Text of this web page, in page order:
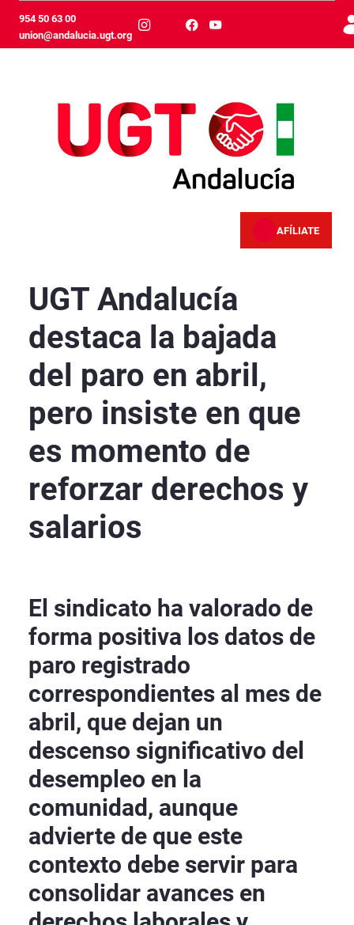
メインコンテンツにスキップ
954 50 63 00
union@andalucia.ugt.org
AFÍLIATE
UGT Andalucía
destaca la bajada
del paro en abril,
pero insiste en que
es momento de
reforzar derechos y
salarios
El sindicato ha valorado de
forma positiva los datos de
paro registrado
correspondientes al mes de
abril, que dejan un
descenso significativo del
desempleo en la
comunidad, aunque
advierte de que este
contexto debe servir para
consolidar avances en